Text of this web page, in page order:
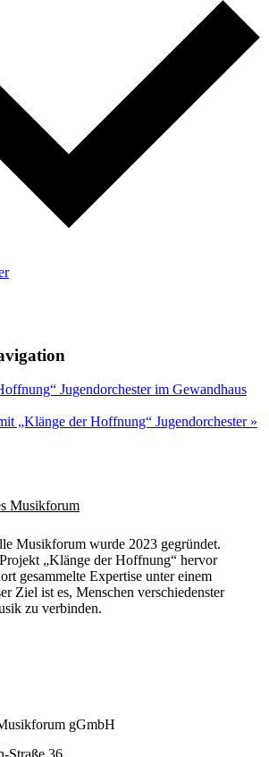
Jugendorchester im Gewandhaus
„Klänge der Hoffnung“ Jugendorchester »
Musikforum wurde 2023 gegründet.
„Klänge der Hoffnung“ hervor
gesammelte Expertise unter einem
Ziel ist es, Menschen verschiedenster
zu verbinden.
gGmbH
Straße 36